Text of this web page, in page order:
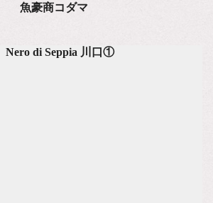
魚豪商コダマ